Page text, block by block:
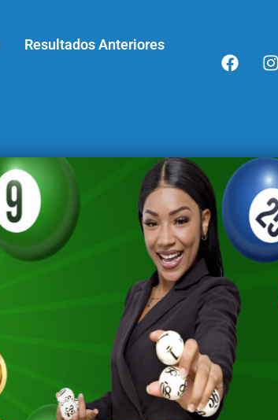
Resultados Anteriores